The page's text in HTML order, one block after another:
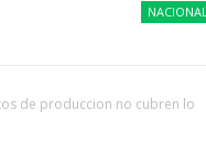
NACIONALES
de produccion no cubren lo